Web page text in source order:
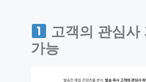
고객의 관심사
가능